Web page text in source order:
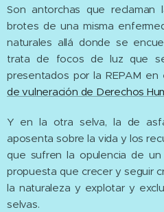
Son antorchas que reclaman
brotes de una misma
naturales allá donde se
trata de focos de luz que
presentados por la REPAM
de vulneración de Derechos
Y en la otra selva, la de
aposenta sobre la vida y los
que sufren la opulencia de
propuesta que crecer y seguir
la naturaleza y explotar y
selvas.